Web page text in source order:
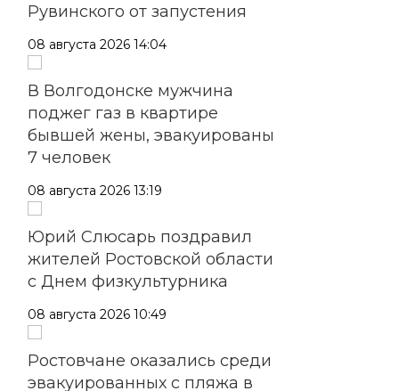
Рувинского от запустения
08 августа 2026 14:04
В Волгодонске мужчина
поджег газ в квартире
бывшей жены, эвакуированы
7 человек
08 августа 2026 13:19
Юрий Слюсарь поздравил
жителей Ростовской области
с Днем физкультурника
08 августа 2026 10:49
Ростовчане оказались среди
эвакуированных с пляжа в